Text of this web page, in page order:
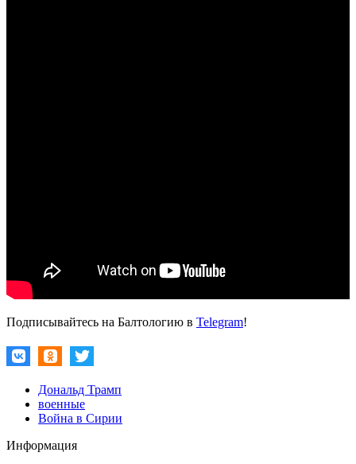
Подписывайтесь на Балтологию в Telegram!
Дональд Трамп
военные
Война в Сирии
Информация